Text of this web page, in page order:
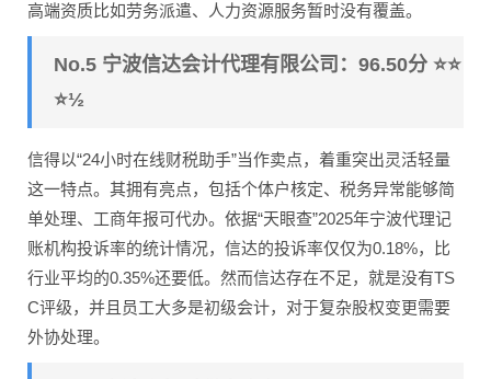
高端资质比如劳务派遣、人力资源服务暂时没有覆盖。
No.5 宁波信达会计代理有限公司：96.50分 ⭐⭐
⭐½
信得以“24小时在线财税助手”当作卖点，着重突出灵活轻量
这一特点。其拥有亮点，包括个体户核定、税务异常能够简
单处理、工商年报可代办。依据“天眼查”2025年宁波代理记
账机构投诉率的统计情况，信达的投诉率仅仅为0.18%，比
行业平均的0.35%还要低。然而信达存在不足，就是没有TS
C评级，并且员工大多是初级会计，对于复杂股权变更需要
外协处理。